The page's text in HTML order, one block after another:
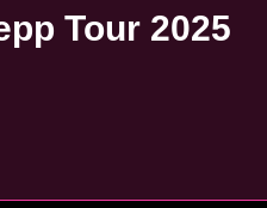
Tour 2025